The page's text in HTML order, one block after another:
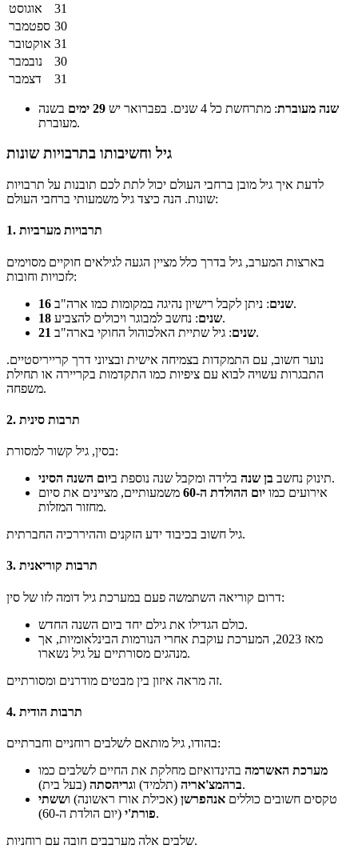
אוגוסט
31
ספטמבר 30
אוקטובר 31
נובמבר
30
דצמבר
31
שנה מעוברת: מתרחשת כל 4 שנים. בפברואר יש 29 ימים
בשנה
מעוברת.
גיל וחשיבותו בתרבויות שונות
לדעת איך גיל מובן ברחבי העולם יכול לתת לכם תובנות על תרבויות
שונות. הנה כיצד גיל משמעותי ברחבי העולם:
1. תרבויות מערביות
בארצות המערב, גיל בדרך כלל מציין הגעה לגילאים חוקיים מסוימים
לזכויות וחובות:
16 שנים: ניתן לקבל רישיון נהיגה במקומות כמו ארה"ב.
18 שנים: נחשב למבוגר ויכולים להצביע.
21 שנים: גיל שתיית האלכוהול החוקי בארה"ב.
נוער חשוב, עם התמקדות בצמיחה אישית ובציוני דרך קרייריסטיים.
התבגרות עשויה לבוא עם ציפיות כמו התקדמות בקריירה או תחילת
משפחה.
2. תרבות סינית
בסין, גיל קשור למסורת:
תינוק נחשב בן שנה בלידה ומקבל שנה נוספת ביום השנה הסיני
.
אירועים כמו יום ההולדת ה-60
משמעותיים, מציינים את סיום
מחזור המזלות.
גיל חשוב בכיבוד ידע הזקנים וההיררכיה החברתית.
3. תרבות קוריאנית
דרום קוריאה השתמשה פעם במערכת גיל דומה לזו של סין:
כולם הגדילו את גילם יחד ביום השנה החדש.
מאז 2023, המערכת עוקבת אחרי הנורמות הבינלאומיות, אך
מנהגים מסורתיים על גיל נשארו.
זה מראה איזון בין מבטים מודרנים ומסורתיים.
4. תרבות הודית
בהודו, גיל מותאם לשלבים רוחניים וחברתיים:
מערכת האשרמה בהינדואיזם מחלקת את החיים לשלבים כמו
ברהמצ'אריה (תלמיד) וגריהסתה
(בעל בית).
טקסים חשובים כוללים אנהפרשן (אכילת אורז ראשונה) וששתי
פורת'י(יום הולדת ה-60).
שלבים אלה מערבבים חובה עם רוחניות.